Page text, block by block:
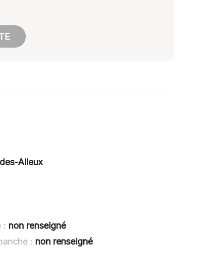
Alleux
: non renseigné
: non renseigné